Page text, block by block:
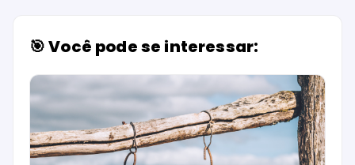
🎯 Você pode se interessar: